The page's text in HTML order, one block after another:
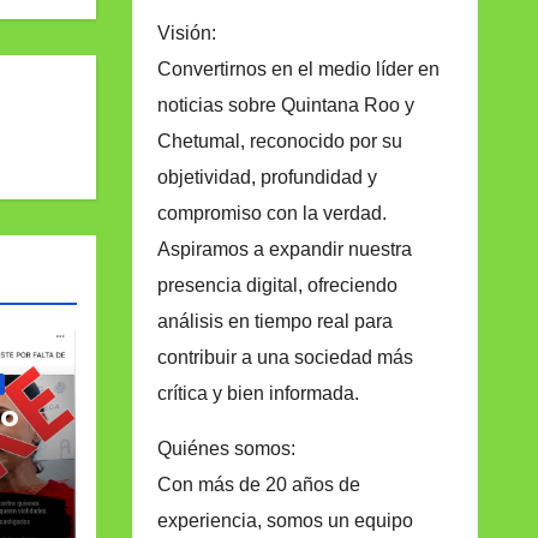
Visión:
Convertirnos en el medio líder en
noticias sobre Quintana Roo y
Chetumal, reconocido por su
objetividad, profundidad y
compromiso con la verdad.
Aspiramos a expandir nuestra
presencia digital, ofreciendo
análisis en tiempo real para
contribuir a una sociedad más
crítica y bien informada.
Quiénes somos:
Con más de 20 años de
experiencia, somos un equipo